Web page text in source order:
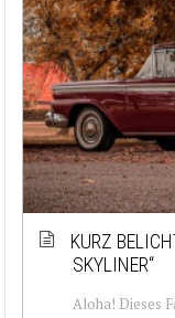
KURZ
SKYLINER“
Aloha! Dieses